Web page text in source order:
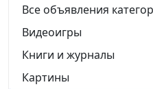
Все объявления
Видеоигры
Книги и журналы
Картины